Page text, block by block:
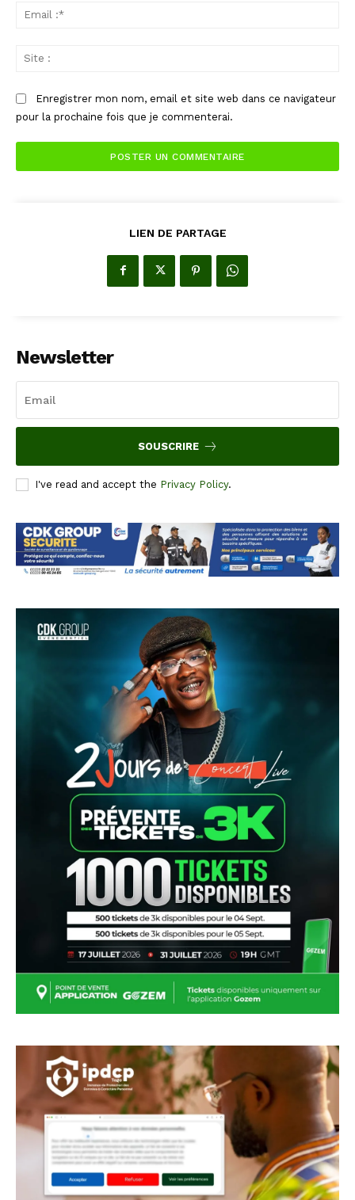
Enregistrer mon nom, email et site web dans ce navigateur
pour la prochaine fois que je commenterai.
LIEN DE PARTAGE
Newsletter
SOUSCRIRE
I've read and accept the Privacy Policy.